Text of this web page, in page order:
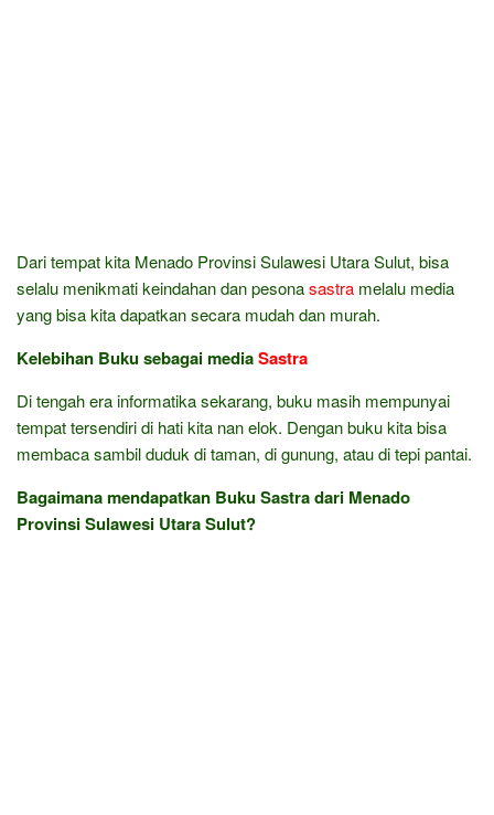
Dari tempat kita Menado Provinsi Sulawesi Utara Sulut, bisa
selalu menikmati keindahan dan pesonasastra melalu media
yang bisa kita dapatkan secara mudah dan murah.
Kelebihan Buku sebagai mediaSastra
Di tengah era informatika sekarang, buku masih mempunyai
tempat tersendiri di hati kita nan elok. Dengan buku kita bisa
membaca sambil duduk di taman, di gunung, atau di tepi pantai.
Bagaimana mendapatkan Buku Sastra dari Menado
Provinsi Sulawesi Utara Sulut?